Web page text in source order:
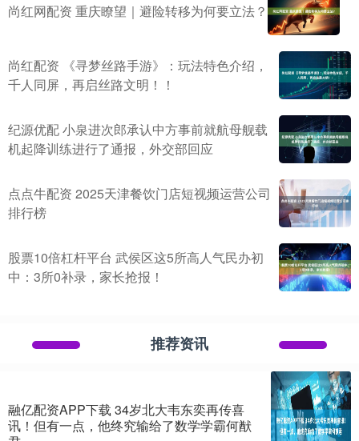
尚红网配资 重庆瞭望｜避险转移为何要立法？
尚红配资 《寻梦丝路手游》：玩法特色介绍，
千人同屏，再启丝路文明！！
纪源优配 小泉进次郎承认中方事前就航母舰载
机起降训练进行了通报，外交部回应
点点牛配资 2025天津餐饮门店短视频运营公司
排行榜
股票10倍杠杆平台 武侯区这5所高人气民办初
中：3所0补录，家长抢报！
推荐资讯
融亿配资APP下载 34岁北大韦东奕再传喜
讯！但有一点，他终究输给了数学学霸何猷